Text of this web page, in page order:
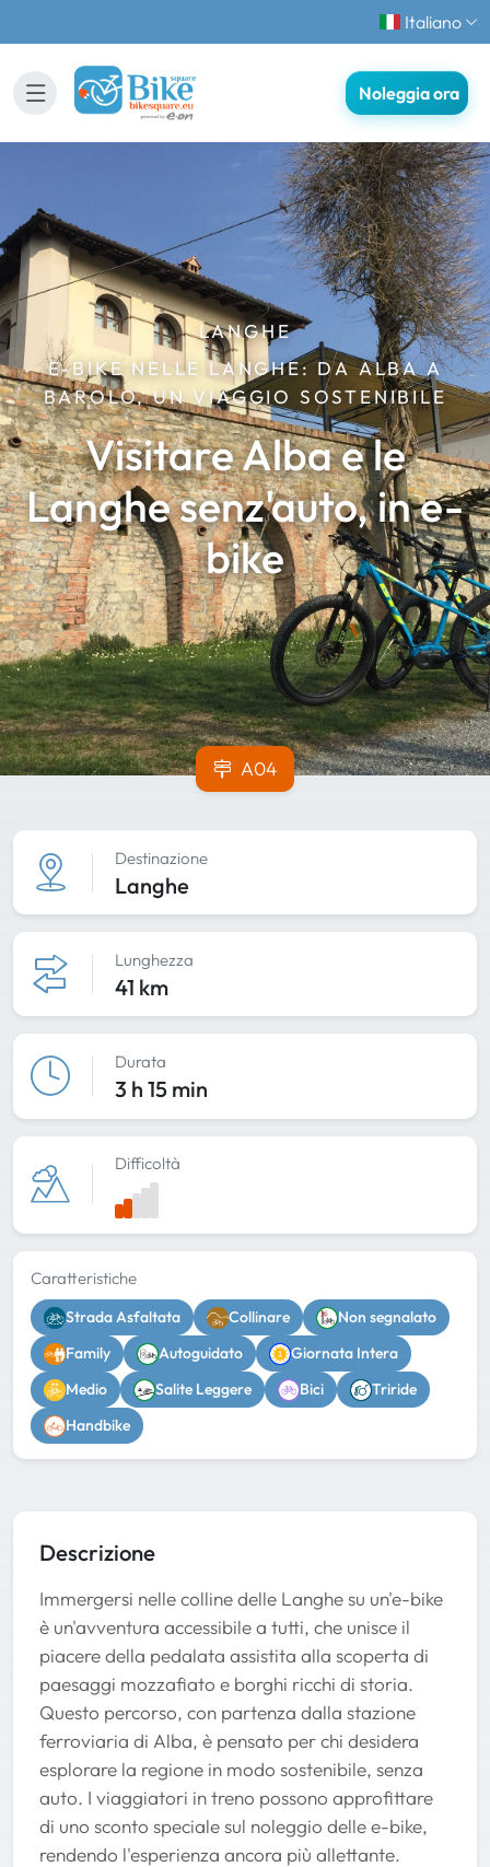
Italiano
Noleggia ora
LANGHE
E-BIKE NELLE LANGHE: DA ALBA A
BAROLO, UN VIAGGIO SOSTENIBILE
Visitare Alba e le
Langhe senz'auto, in e-
bike
A04
Destinazione
Langhe
Lunghezza
41 km
Durata
3 h 15 min
Difficoltà
Caratteristiche
Strada Asfaltata Collinare
Non segnalato
Family
Autoguidato
Giornata Intera
Medio
Salite Leggere Bici
Triride
Handbike
Descrizione
Immergersi nelle colline delle Langhe su un'e-bike
è un'avventura accessibile a tutti, che unisce il
piacere della pedalata assistita alla scoperta di
paesaggi mozzafiato e borghi ricchi di storia.
Questo percorso, con partenza dalla stazione
ferroviaria di Alba, è pensato per chi desidera
esplorare la regione in modo sostenibile, senza
auto. I viaggiatori in treno possono approfittare
di uno sconto speciale sul noleggio delle e-bike,
rendendo l'esperienza ancora più allettante.